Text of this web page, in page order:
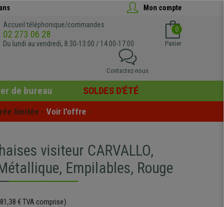
Mon compte
Accueil téléphonique/commandes
02 273 06 28
Du lundi au vendredi, 8:30-13:00 / 14:00-17:00
0
Panier
Contactez-nous
de bureau SOLDES D'ÉTÉ
limitée - Voir l'offre -
visiteur CARVALLO,
Empilables, Rouge
€ TVA comprise)